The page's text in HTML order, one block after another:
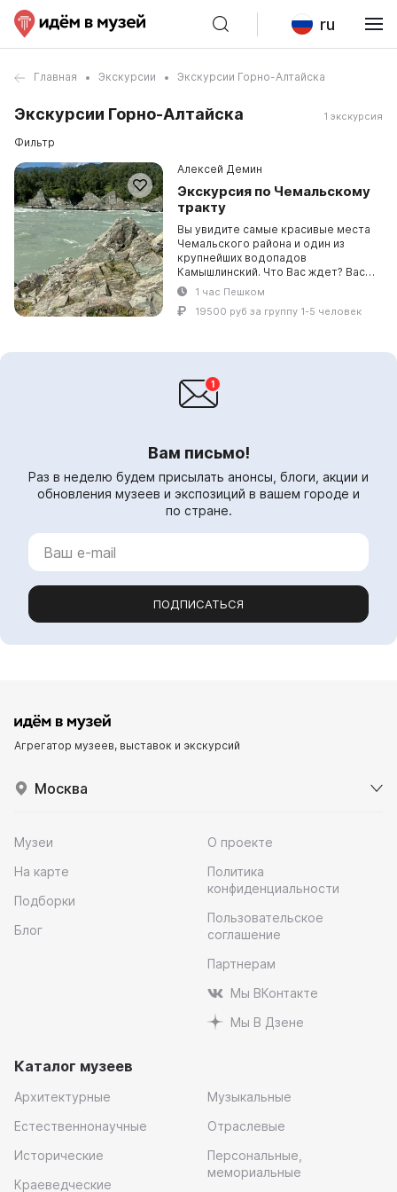
ru
Главная Экскурсии Экскурсии Горно-Алтайска
Экскурсии Горно-Алтайска 1 экскурсия
Фильтр
Алексей Демин
Экскурсия по Чемальскому
тракту
Вы увидите самые красивые места
Чемальского района и один из
крупнейших водопадов
Камышлинский. Что Вас ждет? Вас
ждут потрясающие пейзажи,
разнообразие природных локаций,
погружение в культуру кор...
1 час Пешком
19500 руб за группу 1-5 человек
Вам письмо!
Раз в неделю будем присылать анонсы, блоги, акции и
обновления музеев и экспозиций в вашем городе и
по стране.
ПОДПИСАТЬСЯ
Агрегатор музеев, выставок и экскурсий
Москва
Музеи
На карте
Подборки
Блог
О проекте
Политика
конфиденциальности
Пользовательское
соглашение
Партнерам
Мы ВКонтакте
Мы В Дзене
Каталог музеев
Архитектурные
Естественнонаучные
Исторические
Краеведческие
Музыкальные
Отраслевые
Персональные,
мемориальные